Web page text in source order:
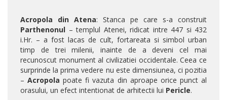
Acropola din Atena: Stanca pe care s-a construit
Parthenonul – templul Atenei, ridicat intre 447 si 432
i.Hr. – a fost lacas de cult, fortareata si simbol urban
timp de trei milenii, inainte de a deveni cel mai
recunoscut monument al civilizatiei occidentale. Ceea ce
surprinde la prima vedere nu este dimensiunea, ci pozitia
–Acropola poate fi vazuta din aproape orice punct al
orasului, un efect intentionat de arhitectii lui Pericle.